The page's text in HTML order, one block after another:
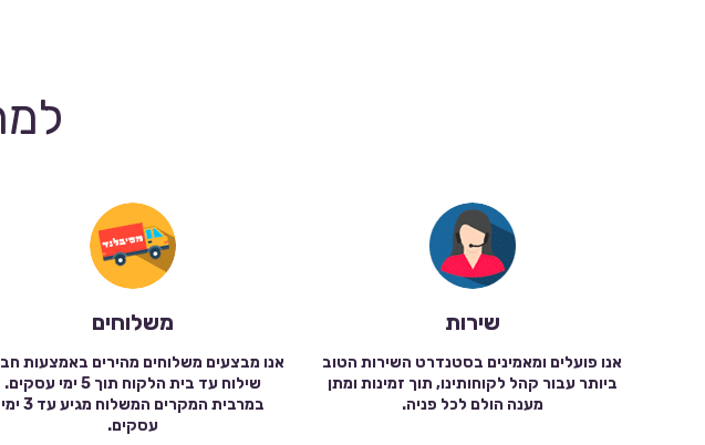
שירות
אנו פועלים ומאמינים בסטנדרט השירות הטוב
ביותר עבור קהל לקוחותינו, תוך זמינות ומתן
מענה הולם לכל פניה.
משלוחים
אנו מבצעים משלוחים מהירים באמצעות
שילוח עד בית הלקוח תוך 5 ימי עסקים.
במרבית המקרים המשלוח מגיע עד 3 ימי
עסקים.